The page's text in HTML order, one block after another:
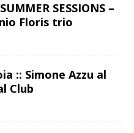
SESSIONS –
Floris trio
:: Simone Azzu al
Club